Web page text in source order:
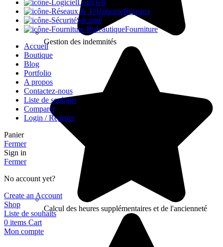
Gestion des indemnités
Calcul des heures supplémentaires et de l'ancienneté
Logiciels
Réseaux
Sécurité
Fourniture
Accueil
Boutique
Blog
Portfolio
A propos
Contactez-nous
Liste de souhaits
Comparer
Login / Register
Panier
Fermer
Sign in
Fermer
No account yet?
Create an Account
Shop
Liste de souhaits
0 items Cart
Mon compte